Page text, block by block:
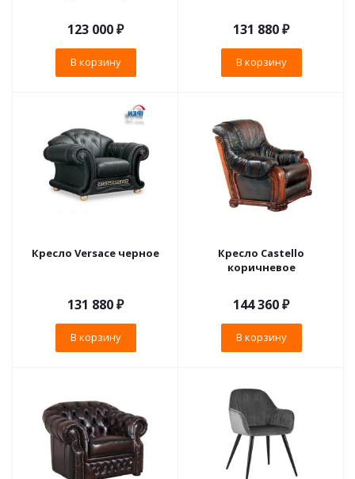
123 000₽
В корзину
131 880₽
В корзину
Кресло Versace черное
131 880₽
В корзину
Кресло Castello
коричневое
144 360₽
В корзину